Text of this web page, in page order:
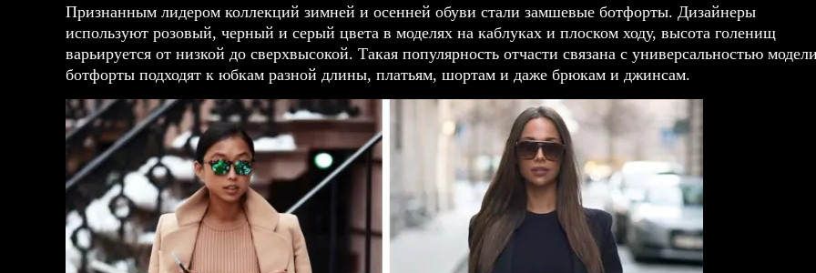
Признанным лидером коллекций зимней и осенней обуви стали замшевые ботфорты. Дизайнеры
используют розовый, черный и серый цвета в моделях на каблуках и плоском ходу, высота голенищ
варьируется от низкой до сверхвысокой. Такая популярность отчасти связана с универсальностью
ботфорты подходят к юбкам разной длины, платьям, шортам и даже брюкам и джинсам.